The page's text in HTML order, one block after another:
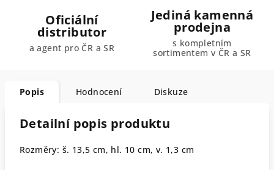
Oficiální
distributor
a agent pro ČR a SR
Jediná kamenná
prodejna
s kompletním
sortimentem v ČR a SR
Popis Hodnocení Diskuze
Detailní popis produktu
Rozměry: š. 13,5 cm, hl. 10 cm, v. 1,3 cm